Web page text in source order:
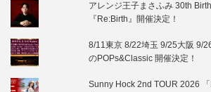
アレンジ王子まさふみ 30th
『Re:Birth』開催決定！
8/11東京 8/22埼玉 9/25大阪 9/
のPOPs&Classic 開催決定！
Sunny Hock 2nd TOUR 2026